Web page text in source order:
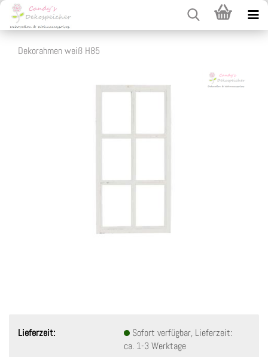
Dekorahmen weiß H85
Lieferzeit:
Sofort verfügbar, Lieferzeit:
ca. 1-3 Werktage